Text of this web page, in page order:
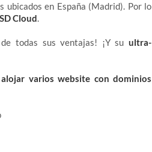
ubicados en España (Madrid). Por lo
Cloud.
todas sus ventajas! ¡Y suultra-
varios website con dominios